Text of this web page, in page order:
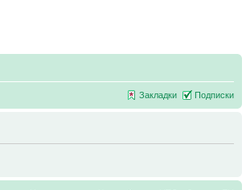
Закладки Подписки